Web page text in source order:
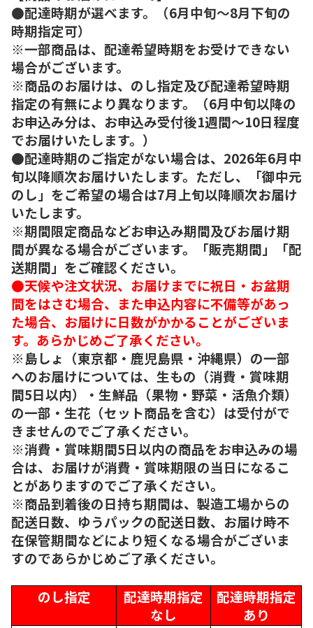
●配達時期が選べます。（6月中旬～8月下旬の
時期指定可）
※一部商品は、配達希望時期をお受けできない
場合がございます。
※商品のお届けは、のし指定及び配達希望時期
指定の有無により異なります。（6月中旬以降の
お申込み分は、お申込み受付後1週間～10日程度
でお届けいたします。）
●配達時期のご指定がない場合は、2026年6月中
旬以降順次お届けいたします。ただし、「御中元
のし」をご希望の場合は7月上旬以降順次お届け
いたします。
※期間限定商品などお申込み期間及びお届け期
間が異なる場合がございます。「販売期間」「配
送期間」をご確認ください。
●天候や注文状況、お届けまでに祝日・お盆期
間をはさむ場合、また申込内容に不備等があっ
た場合、お届けに日数がかかることがございま
す。あらかじめご了承ください。
※島しょ（東京都・鹿児島県・沖縄県）の一部
へのお届けについては、生もの（消費・賞味期
間5日以内）・生鮮品（果物・野菜・活魚介類）
の一部・生花（セット商品を含む）は受付がで
きませんのでご了承ください。
※消費・賞味期間5日以内の商品をお申込みの場
合は、お届けが消費・賞味期限の当日になるこ
とがありますのでご了承ください。
※商品到着後の日持ち期間は、製造工場からの
配送日数、ゆうパックの配送日数、お届け時不
在保管期間などにより短くなる場合がございま
すのであらかじめご了承ください。
のし指定
配達時期指定
なし
配達時期指定
あり